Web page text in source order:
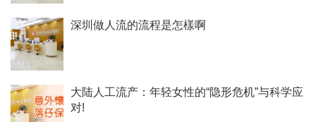
深圳做人流的流程是怎樣啊
大陆人工流产：年轻女性的“隐形危机”与科学应
对!